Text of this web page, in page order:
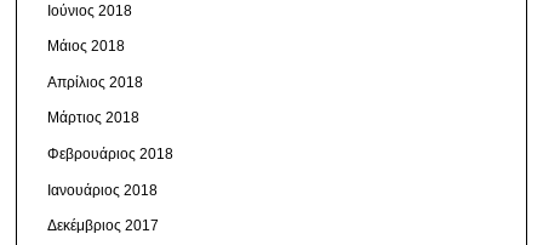
Ιούνιος 2018
Μάιος 2018
Απρίλιος 2018
Μάρτιος 2018
Φεβρουάριος 2018
Ιανουάριος 2018
Δεκέμβριος 2017